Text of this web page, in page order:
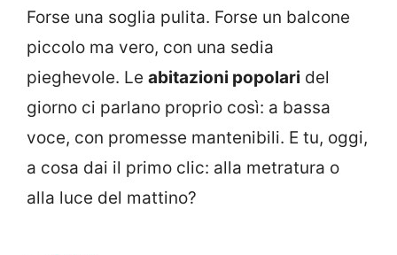
Forse una soglia pulita. Forse un balcone
piccolo ma vero, con una sedia
pieghevole. Le abitazioni popolari del
giorno ci parlano proprio così: a bassa
voce, con promesse mantenibili. E tu, oggi,
a cosa dai il primo clic: alla metratura o
alla luce del mattino?